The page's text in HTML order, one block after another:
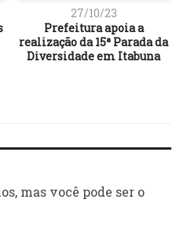
27/10/23
Prefeitura apoia a
realização da 15ª Parada da
Diversidade em Itabuna
mas você pode ser o